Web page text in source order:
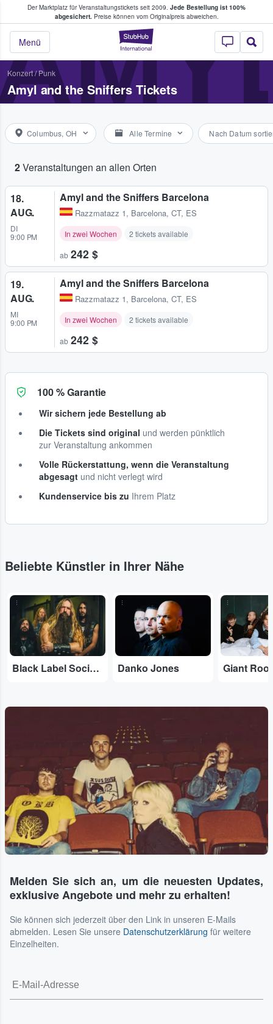
Der Marktplatz für Veranstaltungstickets seit 2009. Jede Bestellung ist 100%
abgesichert.Preise können vom Originalpreis abweichen.
StubHub - Wo
Menü
Tickets kaufen & verkaufen
Konzert/Punk
Amyl and the Sniffers Tickets
Columbus, OH Alle Termine Nach Datum
2Veranstaltungen an allen Orten
18.
AUG.
DI
9:00 PM
Amyl and the Sniffers Barcelona
Razzmatazz 1, Barcelona, CT, ES
In zwei Wochen 2 tickets available
ab 242 $
19.
AUG.
MI
9:00 PM
Amyl and the Sniffers Barcelona
Razzmatazz 1, Barcelona, CT, ES
In zwei Wochen 2 tickets available
ab 242 $
100 % Garantie
Wir sichern jede Bestellung ab
Die Tickets sind original und werden pünktlich
zur Veranstaltung ankommen
Volle Rückerstattung, wenn die Veranstaltung
abgesagt und nicht verlegt wird
Kundenservice bis zu Ihrem Platz
Beliebte Künstler in Ihrer Nähe
...
Black Label Society
...
Danko Jones
...
Giant
Melden Sie sich an, um die neuesten Updates,
exklusive Angebote und mehr zu erhalten!
Sie können sich jederzeit über den Link in unseren E-Mails
abmelden. Lesen Sie unsere Datenschutzerklärung für weitere
Einzelheiten.